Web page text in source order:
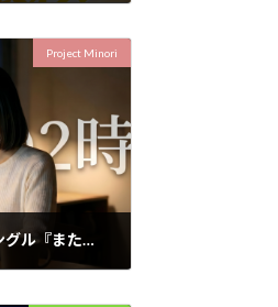
Project Minori
AIシンガー「MINORI」2ndシングル『また寝るの2時』をリリースしました